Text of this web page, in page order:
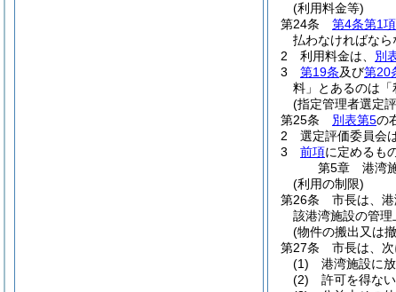
(利用料金等)
第24条
第4条第1項
払わなければなら
2
利用料金は、 別
3
第19条及び第20
料」とあるのは「
(指定管理者選定
第25条
別表第5の
2
選定評価委員会
3
前項に定めるも
第5章
港湾
(利用の制限)
第26条
市長は、
該港湾施設の管理
(物件の搬出又は
第27条
市長は、
(1)
港湾施設に
(2)
許可を得な